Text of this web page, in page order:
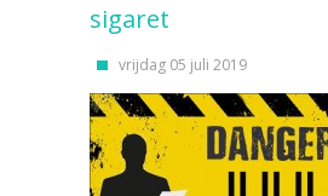
sigaret
vrijdag 05 juli 2019